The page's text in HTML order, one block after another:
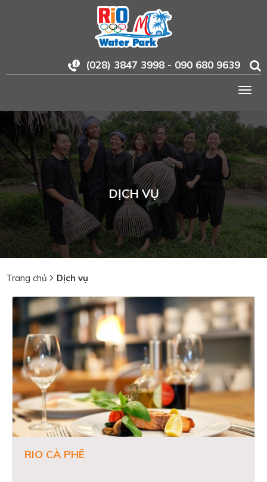
(028) 3847 3998 - 090 680 9639
DỊCH VỤ
Trang chủ Dịch vụ
RIO CÀ PHÊ